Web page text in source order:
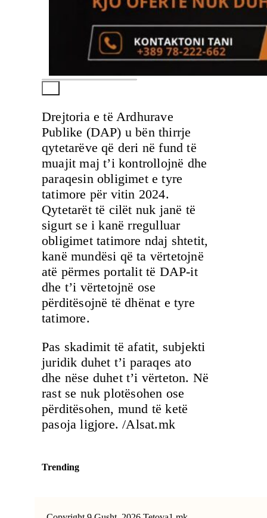
Drejtoria e të Ardhurave
Publike (DAP) u bën thirrje
qytetarëve që deri në fund të
muajit maj t’i kontrollojnë dhe
paraqesin obligimet e tyre
tatimore për vitin 2024.
Qytetarët të cilët nuk janë të
sigurt se i kanë rregulluar
obligimet tatimore ndaj shtetit,
kanë mundësi që ta vërtetojnë
atë përmes portalit të DAP-it
dhe t’i vërtetojnë ose
përditësojnë të dhënat e tyre
tatimore.
Pas skadimit të afatit, subjekti
juridik duhet t’i paraqes ato
dhe nëse duhet t’i vërteton. Në
rast se nuk plotësohen ose
përditësohen, mund të ketë
pasoja ligjore. /Alsat.mk
Trending